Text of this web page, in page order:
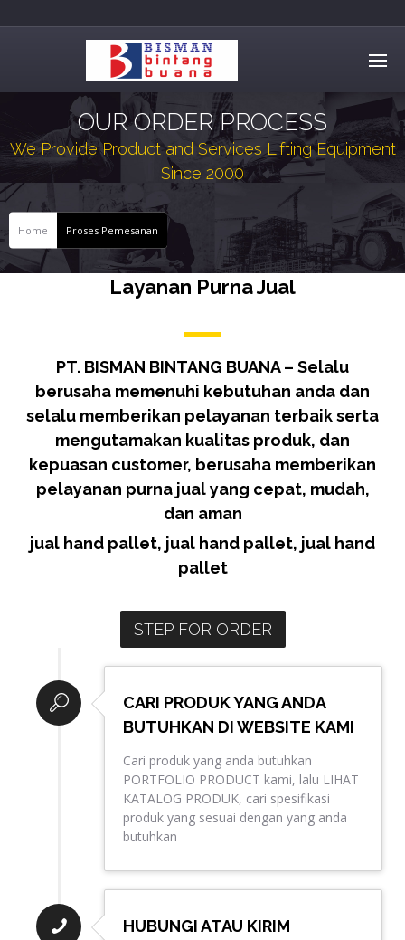
OUR ORDER PROCESS
We Provide Product and Services Lifting Equipment
Since 2000
Home Proses Pemesanan
Layanan Purna Jual
PT. BISMAN BINTANG BUANA– Selalu
berusaha memenuhi kebutuhan anda dan
selalu memberikan pelayanan terbaik serta
mengutamakan kualitas produk, dan
kepuasan customer, berusaha memberikan
pelayanan purna jual yang cepat, mudah,
dan aman
jual hand pallet, jual hand pallet, jual hand
pallet
STEP FOR ORDER
CARI PRODUK YANG ANDA
BUTUHKAN DI WEBSITE KAMI
Cari produk yang anda butuhkan
PORTFOLIO PRODUCT kami, lalu LIHAT
KATALOG PRODUK, cari spesifikasi
produk yang sesuai dengan yang anda
butuhkan
HUBUNGI ATAU KIRIM